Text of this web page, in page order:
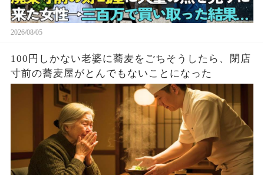
2026/08/05
100円しかない老婆に蕎麦をごちそうしたら、閉店
寸前の蕎麦屋がとんでもないことになった